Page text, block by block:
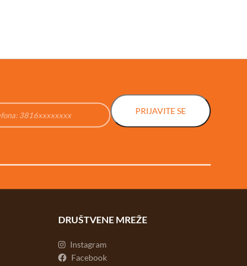
PRIJAVITE SE
DRUŠTVENE MREŽE
Instagram
Facebook